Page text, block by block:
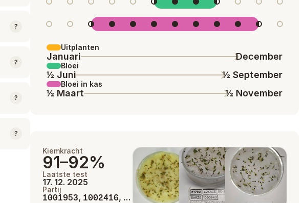
?
?
?
?
Uitplanten
Januari December
Bloei
½ Juni ½ September
Bloei in kas
½ Maart ½ November
Kiemkracht
91–92%
Laatste test
17. 12. 2025
Partij
1001953, 1002416, …